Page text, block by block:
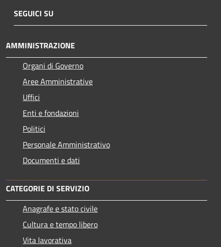
SEGUICI SU
AMMINISTRAZIONE
Organi di Governo
Aree Amministrative
Uffici
Enti e fondazioni
Politici
Personale Amministrativo
Documenti e dati
CATEGORIE DI SERVIZIO
Anagrafe e stato civile
Cultura e tempo libero
Vita lavorativa